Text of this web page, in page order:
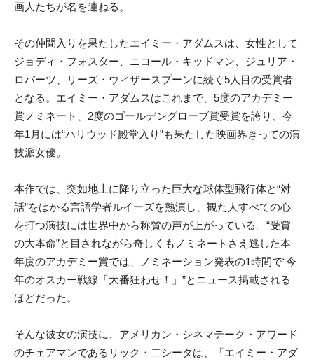
画人 たちが名を連ねる。
その仲間入りを果たしたエイミー・アダムスは、女性として
ジョディ・フォスター、ニコール・キッドマン、ジュリア・
ロバーツ、リーズ・ウィザースプーンに続く5人目の受賞者
となる。 エイミー・アダムスはこれまで、5度のアカデミー
賞ノミネート、2度のゴールデングローブ賞受賞を誇り、今
年1月には“ハリウッド殿堂入 り”も果たした映画界きっての演
技派女優。
本作では、突如地上に降り 立った巨大な球体型飛行体と“対
話”をはかる言語学者ルイーズを熱演し、観た人すべての心
を打つ演技には世界中から称賛の声が上がっている。“受賞
の大本命”と目されながら奇しくもノミネートさえ逃した本
年度のアカデミー賞では、ノミネーション発表の1時間で“今
年のオスカー戦線 「大番狂わせ！」”とニュース掲載される
ほどだった。
そんな彼女の演技に、アメリカン・シネマテーク・アワード
のチェアマンであるリック・二シータは、「エイミー・アダ